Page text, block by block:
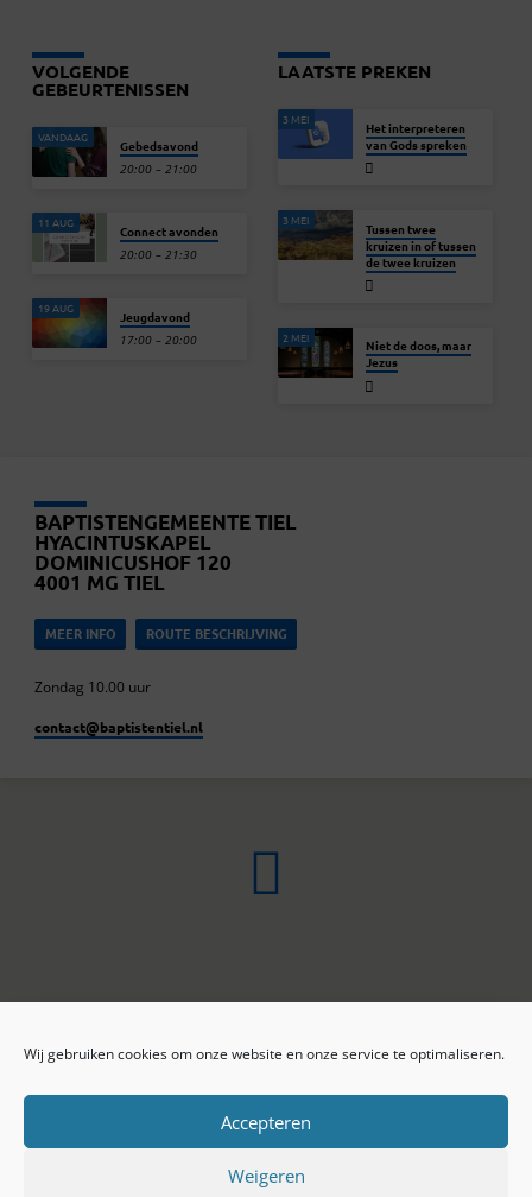
Wij gebruiken cookies om onze website en onze service te optimaliseren.
Accepteren
Weigeren
VOLGENDE
GEBEURTENISSEN
VANDAAG Gebedsavond
20:00 – 21:00
11 AUG Connect avonden
20:00 – 21:30
19 AUG Jeugdavond
17:00 – 20:00
LAATSTE PREKEN
3 MEI
Het interpreteren
van Gods spreken
3 MEI
Tussen twee
kruizen in of tussen
de twee kruizen
2 MEI
Niet de doos, maar
Jezus
BAPTISTENGEMEENTE TIEL
HYACINTUSKAPEL
DOMINICUSHOF 120
4001 MG TIEL
MEER INFO ROUTE BESCHRIJVING
Zondag 10.00 uur
contact​@baptistentiel.nl
ONLINE ARCHIEF
Privacy beleid